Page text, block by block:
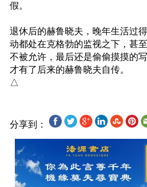
假。
退休后的赫鲁晓夫，晚年生活过
动都处在克格勃的监视之下，甚
不被允许，最后还是偷偷摸摸的
才有了后来的赫鲁晓夫自传。
分享到：